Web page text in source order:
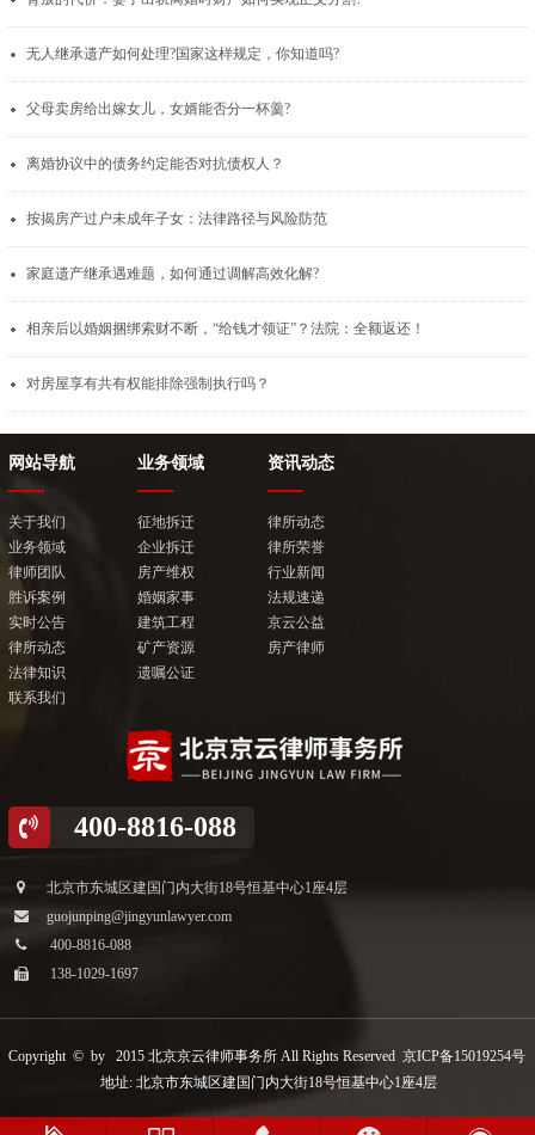
无人继承遗产如何处理?国家这样规定，你知道吗?
父母卖房给出嫁女儿，女婿能否分一杯羹?
离婚协议中的债务约定能否对抗债权人？
按揭房产过户未成年子女：法律路径与风险防范
家庭遗产继承遇难题，如何通过调解高效化解?
相亲后以婚姻捆绑索财不断，“给钱才领证”？法院：全额返还！
对房屋享有共有权能排除强制执行吗？
网站导航
关于我们
业务领域
律师团队
胜诉案例
实时公告
律所动态
法律知识
联系我们
业务领域
征地拆迁
企业拆迁
房产维权
婚姻家事
建筑工程
矿产资源
遗嘱公证
资讯动态
律所动态
律所荣誉
行业新闻
法规速递
京云公益
房产律师
400-8816-088
北京市东城区建国门内大街18号恒基中心1座4层
guojunping@jingyunlawyer.com
400-8816-088
138-1029-1697
Copyright © by 2015 北京京云律师事务所 All Rights Reserved京ICP备15019254号
地址: 北京市东城区建国门内大街18号恒基中心1座4层